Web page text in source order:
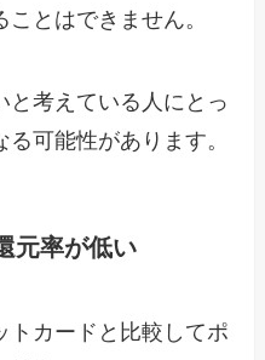
とはできません。
と考えている人にとっ
可能性があります。
元率が低い
トカードと比較してポ